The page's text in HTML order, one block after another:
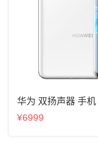
华为 双扬声器 手机
¥6999